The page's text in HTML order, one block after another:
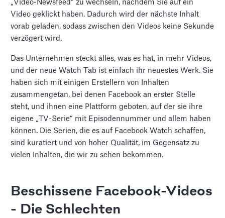
„Video-Newsfeed“ zu wechseln, nachdem Sie auf ein
Video geklickt haben. Dadurch wird der nächste Inhalt
vorab geladen, sodass zwischen den Videos keine Sekunde
verzögert wird.
Das Unternehmen steckt alles, was es hat, in mehr Videos,
und der neue Watch Tab ist einfach ihr neuestes Werk. Sie
haben sich mit einigen Erstellern von Inhalten
zusammengetan, bei denen Facebook an erster Stelle
steht, und ihnen eine Plattform geboten, auf der sie ihre
eigene „TV-Serie“ mit Episodennummer und allem haben
können. Die Serien, die es auf Facebook Watch schaffen,
sind kuratiert und von hoher Qualität, im Gegensatz zu
vielen Inhalten, die wir zu sehen bekommen.
Beschissene Facebook-Videos
- Die Schlechten